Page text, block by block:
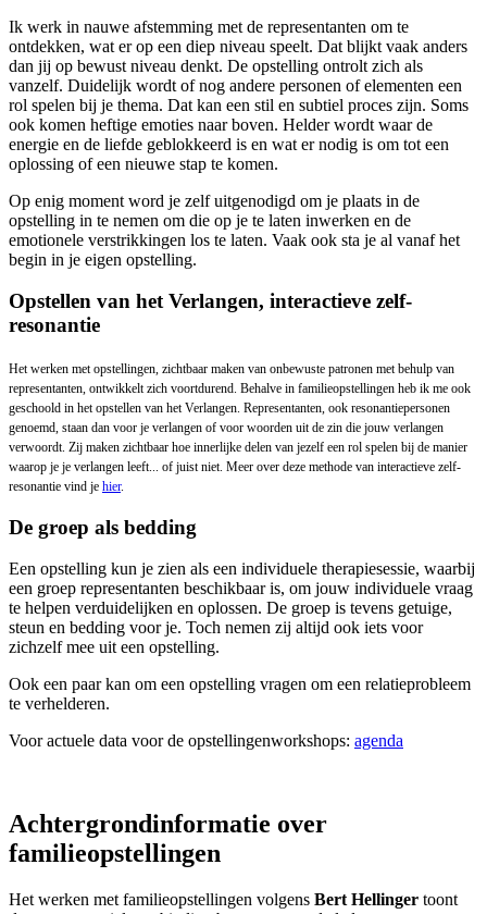
Ik werk in nauwe afstemming met de representanten om te
ontdekken, wat er op een diep niveau speelt. Dat blijkt vaak anders
dan jij op bewust niveau denkt. De opstelling ontrolt zich als
vanzelf. Duidelijk wordt of nog andere personen of elementen een
rol spelen bij je thema. Dat kan een stil en subtiel proces zijn. Soms
ook komen heftige emoties naar boven. Helder wordt waar de
energie en de liefde geblokkeerd is en wat er nodig is om tot een
oplossing of een nieuwe stap te komen.
Op enig moment word je zelf uitgenodigd om je plaats in de
opstelling in te nemen om die op je te laten inwerken en de
emotionele verstrikkingen los te laten. Vaak ook sta je al vanaf het
begin in je eigen opstelling.
Opstellen van het Verlangen, interactieve zelf-
resonantie
Het werken met opstellingen, zichtbaar maken van onbewuste patronen met behulp van
representanten, ontwikkelt zich voortdurend. Behalve in familieopstellingen heb ik me ook
geschoold in het opstellen van het Verlangen. Representanten, ook resonantiepersonen
genoemd, staan dan voor je verlangen of voor woorden uit de zin die jouw verlangen
verwoordt. Zij maken zichtbaar hoe innerlijke delen van jezelf een rol spelen bij de manier
waarop je je verlangen leeft... of juist niet. Meer over deze methode van interactieve zelf-
resonantie vind je hier.
De groep als bedding
Een opstelling kun je zien als een individuele therapiesessie, waarbij
een groep representanten beschikbaar is, om jouw individuele vraag
te helpen verduidelijken en oplossen. De groep is tevens getuige,
steun en bedding voor je. Toch nemen zij altijd ook iets voor
zichzelf mee uit een opstelling.
Ook een paar kan om een opstelling vragen om een relatieprobleem
te verhelderen.
Voor actuele data voor de opstellingenworkshops: agenda
Achtergrondinformatie over
familieopstellingen
Het werken met familieopstellingen volgens Bert Hellinger toont